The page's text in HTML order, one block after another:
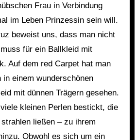
Frau in Verbindung
im Leben Prinzessin sein will.
beweist uns, dass man nicht
für ein Ballkleid mit
Auf dem red Carpet hat man
einem wunderschönen
mit dünnen Trägern gesehen.
kleinen Perlen bestickt, die
ließen – zu ihrem
Obwohl es sich um ein